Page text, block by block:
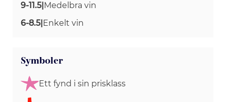
9-11.5| Medelbra vin
6-8.5| Enkelt vin
Symboler
Ett fynd i sin prisklass